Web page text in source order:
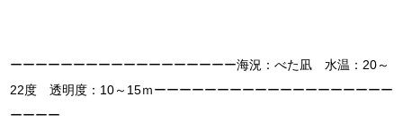
ーーーーーーーーーーーーーーーーーー海況：べた凪 水温：20～
22度 透明度：10～15ｍーーーーーーーーーーーーーーーーーーー
ーーーー